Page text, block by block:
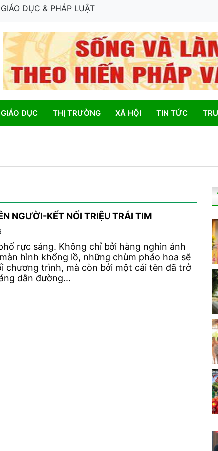
DỤC & PHÁP LUẬT
GIÁO DỤC THỊ TRƯỜNG XÃ HỘI TIN TỨC
NGƯỜI-KẾT NỐI TRIỆU TRÁI TIM
rực sáng. Không chỉ bởi hàng nghìn ánh
hình khổng lồ, những chùm pháo hoa sẽ
chương trình, mà còn bởi một cái tên đã trở
dẫn đường...